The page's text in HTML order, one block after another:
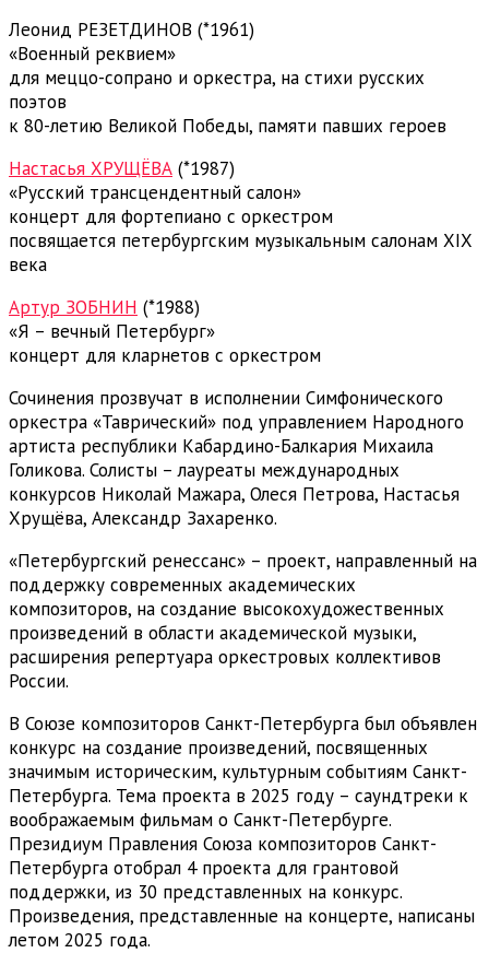
Леонид РЕЗЕТДИНОВ (*1961)
«Военный реквием»
для меццо-сопрано и оркестра, на стихи русских
поэтов
к 80-летию Великой Победы, памяти павших героев
Настасья ХРУЩЁВА (*1987)
«Русский трансцендентный салон»
концерт для фортепиано с оркестром
посвящается петербургским музыкальным салонам XIX
века
Артур ЗОБНИН (*1988)
«Я – вечный Петербург»
концерт для кларнетов с оркестром
Сочинения прозвучат в исполнении Симфонического
оркестра «Таврический» под управлением Народного
артиста республики Кабардино-Балкария Михаила
Голикова. Солисты – лауреаты международных
конкурсов Николай Мажара, Олеся Петрова, Настасья
Хрущёва, Александр Захаренко.
«Петербургский ренессанс» – проект, направленный на
поддержку современных академических
композиторов, на создание высокохудожественных
произведений в области академической музыки,
расширения репертуара оркестровых коллективов
России.
В Союзе композиторов Санкт-Петербурга был объявлен
конкурс на создание произведений, посвященных
значимым историческим, культурным событиям Санкт-
Петербурга. Тема проекта в 2025 году – саундтреки к
воображаемым фильмам о Санкт-Петербурге.
Президиум Правления Союза композиторов Санкт-
Петербурга отобрал 4 проекта для грантовой
поддержки, из 30 представленных на конкурс.
Произведения, представленные на концерте, написаны
летом 2025 года.